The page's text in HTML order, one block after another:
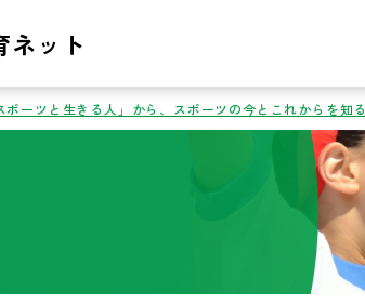
ネット
ーツと生きる人」から、スポーツの今とこれからを知る